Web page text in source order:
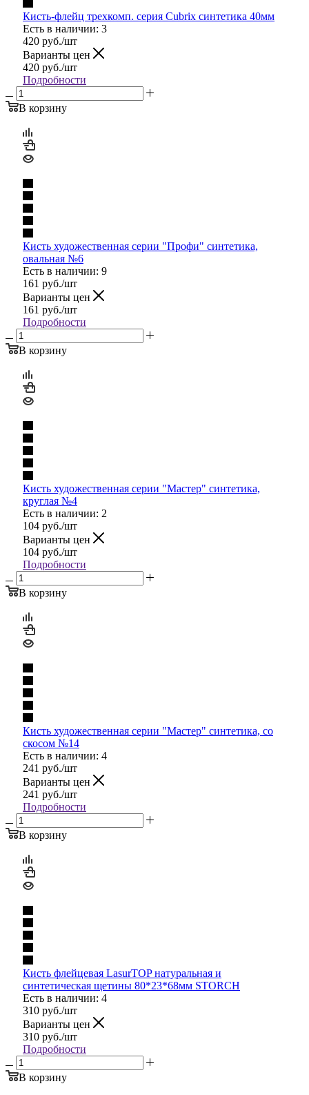
Кисть-флейц трехкомп. серия Cubrix синтетика 40мм
Есть в наличии: 3
420 руб./шт
Варианты цен
420 руб./шт
Подробности
В корзину
Кисть художественная серии "Профи" синтетика,
овальная №6
Есть в наличии: 9
161 руб./шт
Варианты цен
161 руб./шт
Подробности
В корзину
Кисть художественная серии "Мастер" синтетика,
круглая №4
Есть в наличии: 2
104 руб./шт
Варианты цен
104 руб./шт
Подробности
В корзину
Кисть художественная серии "Мастер" синтетика, со
скосом №14
Есть в наличии: 4
241 руб./шт
Варианты цен
241 руб./шт
Подробности
В корзину
Кисть флейцевая LasurTOP натуральная и
синтетическая щетины 80*23*68мм STORCH
Есть в наличии: 4
310 руб./шт
Варианты цен
310 руб./шт
Подробности
В корзину